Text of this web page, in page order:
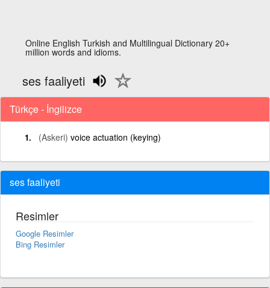
Online English Turkish and Multilingual Dictionary 20+
million words and idioms.
ses faaliyeti
Türkçe - İngilizce
(Askeri) voice actuation (keying)
ses faaliyeti
Resimler
Google Resimler
Bing Resimler